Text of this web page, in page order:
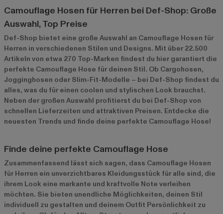
Camouflage Hosen für Herren bei Def-Shop: Große
Auswahl, Top Preise
Def-Shop bietet eine große Auswahl an Camouflage Hosen für
Herren in verschiedenen Stilen und Designs. Mit über 22.500
Artikeln von etwa 270 Top-Marken findest du hier garantiert die
perfekte Camouflage Hose für deinen Stil. Ob Cargohosen,
Jogginghosen oder Slim-Fit-Modelle – bei Def-Shop findest du
alles, was du für einen coolen und stylischen Look brauchst.
Neben der großen Auswahl profitierst du bei Def-Shop von
schnellen Lieferzeiten und attraktiven Preisen. Entdecke die
neuesten Trends und finde deine perfekte Camouflage Hose!
Finde deine perfekte Camouflage Hose
Zusammenfassend lässt sich sagen, dass Camouflage Hosen
für Herren ein unverzichtbares Kleidungsstück für alle sind, die
ihrem Look eine markante und kraftvolle Note verleihen
möchten. Sie bieten unendliche Möglichkeiten, deinen Stil
individuell zu gestalten und deinem Outfit Persönlichkeit zu